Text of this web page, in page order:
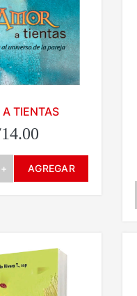
A TIENTAS
+ AGREGAR